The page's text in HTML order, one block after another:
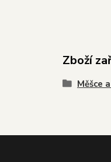
Zboží
Měšce